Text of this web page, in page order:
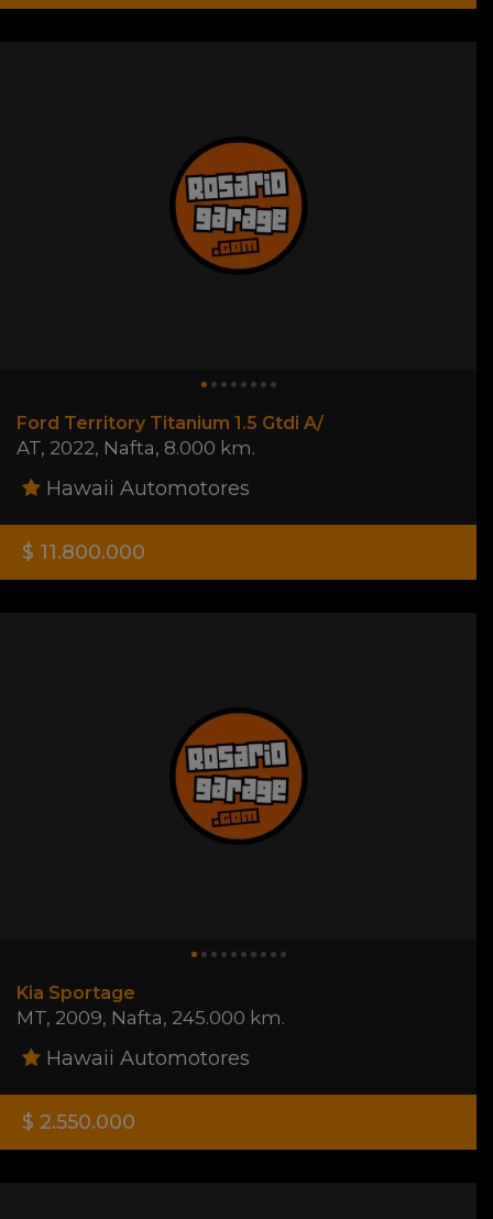
Ford Territory Titanium 1.5 Gtdi A/
AT, 2022, Nafta, 8.000 km.
Hawaii Automotores
$ 11.800.000
Kia Sportage
MT, 2009, Nafta, 245.000 km.
Hawaii Automotores
$ 2.550.000